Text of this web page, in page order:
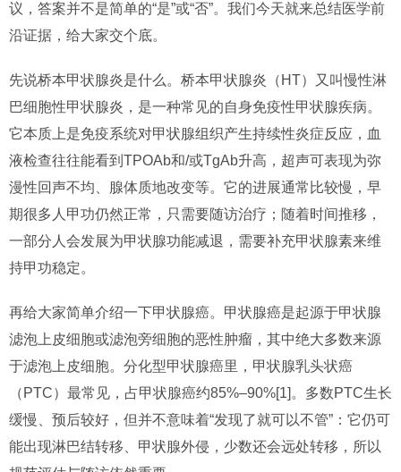
议，答案并不是简单的“是”或“否”。我们今天就来总结医学前
沿证据，给大家交个底。
先说桥本甲状腺炎是什么。桥本甲状腺炎（HT）又叫慢性淋
巴细胞性甲状腺炎，是一种常见的自身免疫性甲状腺疾病。
它本质上是免疫系统对甲状腺组织产生持续性炎症反应，血
液检查往往能看到TPOAb和/或TgAb升高，超声可表现为弥
漫性回声不均、腺体质地改变等。它的进展通常比较慢，早
期很多人甲功仍然正常，只需要随访治疗；随着时间推移，
一部分人会发展为甲状腺功能减退，需要补充甲状腺素来维
持甲功稳定。
再给大家简单介绍一下甲状腺癌。甲状腺癌是起源于甲状腺
滤泡上皮细胞或滤泡旁细胞的恶性肿瘤，其中绝大多数来源
于滤泡上皮细胞。分化型甲状腺癌里，甲状腺乳头状癌
（PTC）最常见，占甲状腺癌约85%–90%[1]。多数PTC生长
缓慢、预后较好，但并不意味着“发现了就可以不管”：它仍可
能出现淋巴结转移、甲状腺外侵，少数还会远处转移，所以